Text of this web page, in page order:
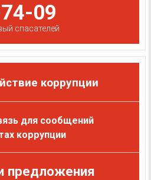
09
спасателей
коррупции
для сообщений
коррупции
предложения